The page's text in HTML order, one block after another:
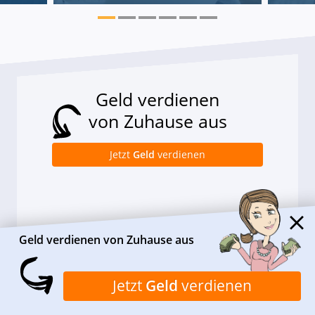
Geld verdienen
von Zuhause aus
Jetzt Geld verdienen
Fan werden
Jetzt unserer Community beitreten
Geld verdienen von Zuhause aus
Jetzt Geld verdienen